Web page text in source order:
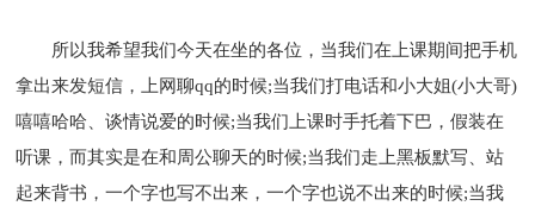
所以我希望我们今天在坐的各位，当我们在上课期间把手机
拿出来发短信，上网聊qq的时候;当我们打电话和小大姐(小大哥)
嘻嘻哈哈、谈情说爱的时候;当我们上课时手托着下巴，假装在
听课，而其实是在和周公聊天的时候;当我们走上黑板默写、站
起来背书，一个字也写不出来，一个字也说不出来的时候;当我